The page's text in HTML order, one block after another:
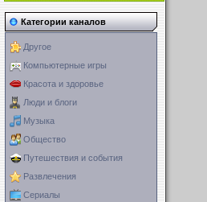
Категории каналов
Другое
Компьютерные игры
Красота и здоровье
Люди и блоги
Музыка
Общество
Путешествия и события
Развлечения
Сериалы